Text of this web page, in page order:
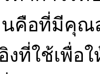
นคือที่มีคุ
งที่ใช้เพื่อ